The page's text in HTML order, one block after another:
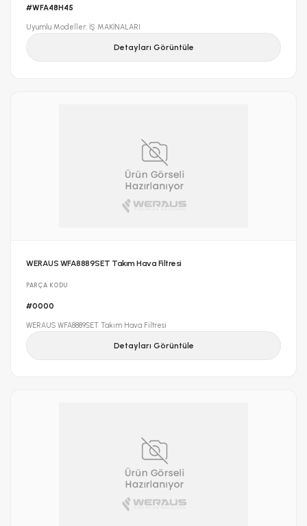
#WFA48H45
Uyumlu Modeller: İŞ MAKİNALARI
Detayları Görüntüle
WERAUS WFA8889SET Takım Hava Filtresi
PARÇA KODU
#0000
WERAUS WFA8889SET Takım Hava Filtresi
Detayları Görüntüle